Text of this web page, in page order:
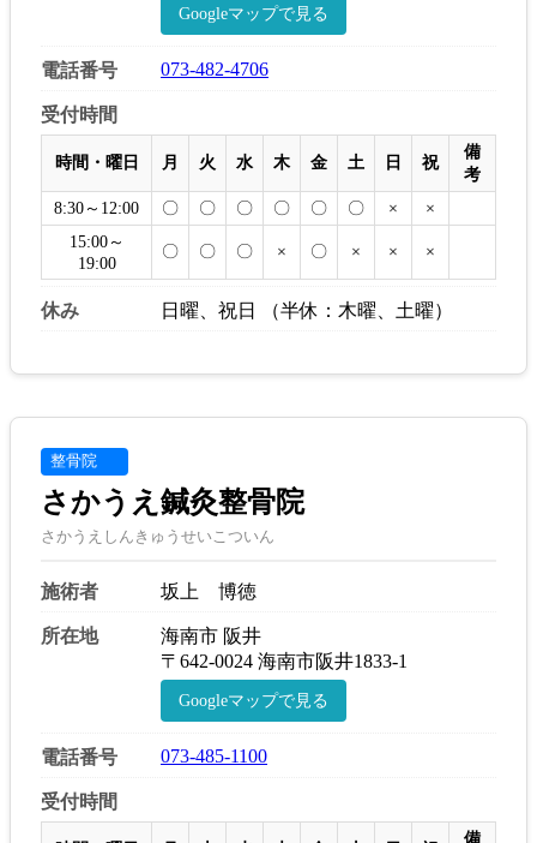
Googleマップで見る
電話番号 073-482-4706
受付時間
時間・曜日 月 火 水 木 金 土 日 祝
備
考
8:30～12:00
〇 〇 〇 〇 〇 〇 ×
×
15:00～
19:00
〇 〇 〇 × 〇 × × ×
休み 日曜、祝日 （半休：木曜、土曜）
整骨院
さかうえ鍼灸整骨院
さかうえしんきゅうせいこついん
施術者 坂上 博徳
所在地
海南市 阪井
〒642-0024 海南市阪井1833-1
Googleマップで見る
電話番号 073-485-1100
受付時間
備